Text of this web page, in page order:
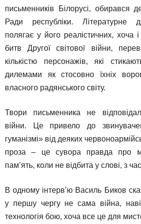
письменників Білорусі, обирався
Ради республіки. Літературне
полягає у його реалістичних, хоча
битв Другої світової війни,
кількістю персонажів, які
дилемами як стосовно їхніх
власного радянського світу.
Твори письменника не
війни. Це привело до
гуманізмі» від деяких
проза – це сувора правда про
пам’ять, коли не відбита у слові, з
В одному інтерв’ю Василь Биков
у першу чергу не сама війна,
технологія бою, хоча все це для